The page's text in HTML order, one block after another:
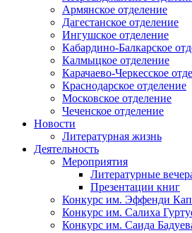
Армянское отделение
Дагестанское отделение
Ингушское отделение
Кабардино-Балкарское
Калмыцкое отделение
Карачаево-Черкесское
Краснодарское отделение
Московское отделение
Чеченское отделение
Новости
Литературная жизнь
Деятельность
Мероприятия
Литературные
Презентации книг
Конкурс им. Эффенди
Конкурс им. Салиха
Конкурс им. Саида